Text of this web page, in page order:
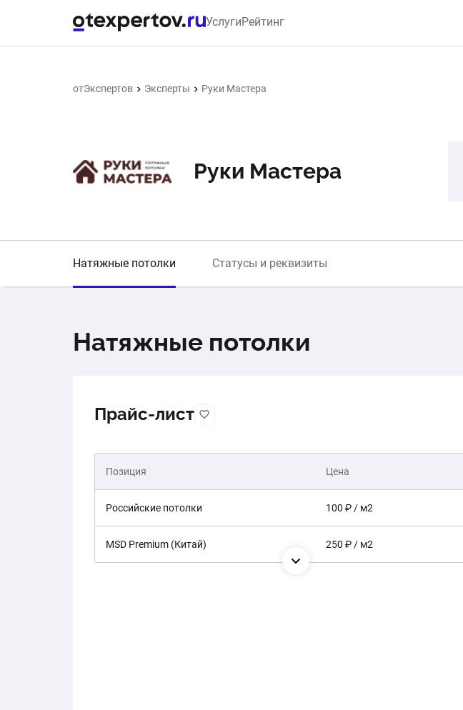
УслугиРейтинг
отЭкспертов Эксперты Руки Мастера
Руки Мастера
Натяжные потолки Статусы и реквизиты
Натяжные потолки
Прайс-лист
Позиция Цена
Российские потолки 100 ₽ / м2
MSD Premium (Китай) 250 ₽ / м2